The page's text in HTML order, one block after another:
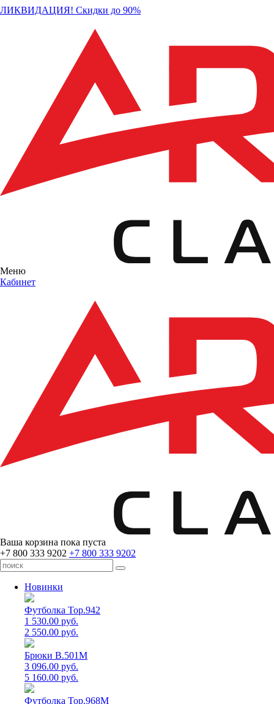
ЛИКВИДАЦИЯ! Скидки до 90%
Меню
Кабинет
Ваша корзина пока пуста
+7 800 333 9202 +7 800 333 9202
Новинки
Футболка Top.942
1 530.00 руб.
2 550.00 руб.
Брюки B.501M
3 096.00 руб.
5 160.00 руб.
Футболка Top.968M